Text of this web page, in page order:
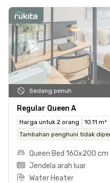
Sedang penuh
Regular Queen A
Harga untuk 2 orang
10.11 m²
Tambahan penghuni tidak
Queen Bed 160x200 cm
Jendela arah luar
Water Heater